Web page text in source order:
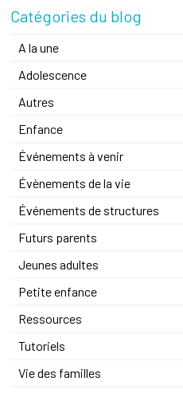
Catégories du blog
A la une
Adolescence
Autres
Enfance
Événements à venir
Évènements de la vie
Événements de structures
Futurs parents
Jeunes adultes
Petite enfance
Ressources
Tutoriels
Vie des familles